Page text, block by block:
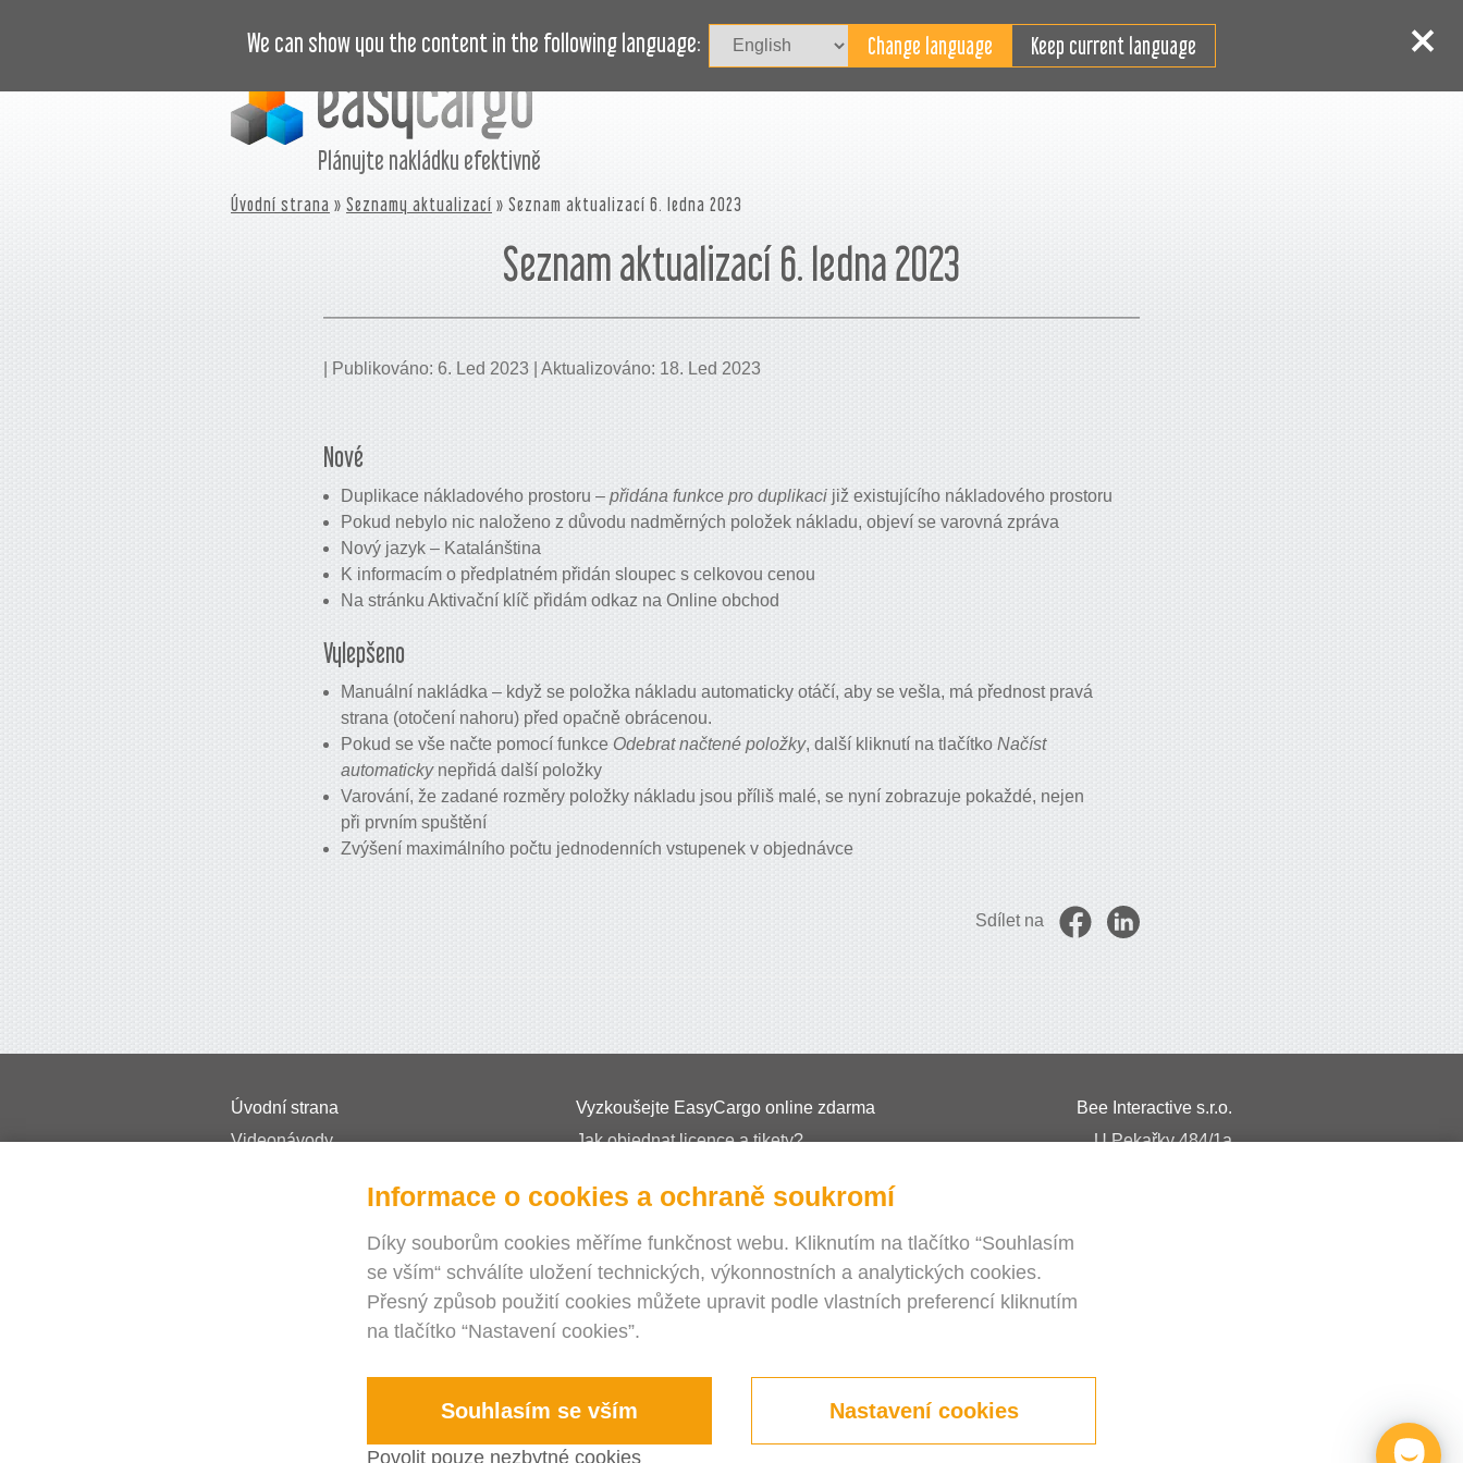
We can show you the content in the following language: Keep current language
POTŘEBUJETE POMOC?
Plánujte nakládku efektivně
Úvodní strana » Seznamy aktualizací » Seznam aktualizací 6. ledna 2023
Seznam aktualizací 6. ledna 2023
| Publikováno: 6. Led 2023 | Aktualizováno: 18. Led 2023
Nové
Duplikace nákladového prostoru – přidána funkce pro duplikaci již existujícího nákladového prostoru
Pokud nebylo nic naloženo z důvodu nadměrných položek nákladu, objeví se varovná zpráva
Nový jazyk – Katalánština
K informacím o předplatném přidán sloupec s celkovou cenou
Na stránku Aktivační klíč přidám odkaz na Online obchod
Vylepšeno
Manuální nakládka – když se položka nákladu automaticky otáčí, aby se vešla, má přednost pravá
strana (otočení nahoru) před opačně obrácenou.
Pokud se vše načte pomocí funkce Odebrat načtené položky, další kliknutí na tlačítko Načíst
automatickynepřidá další položky
Varování, že zadané rozměry položky nákladu jsou příliš malé, se nyní zobrazuje pokaždé, nejen
při prvním spuštění
Zvýšení maximálního počtu jednodenních vstupenek v objednávce
Sdílet na
Úvodní strana
Videonávody
Potřebujete pomoc?
Vyzkoušejte EasyCargo online zdarma
Jak objednat licence a tikety?
API info & příklady
Letáky
O nás
Seznamy aktualizací
E-shop
Privacy Policy
Bee Interactive s.r.o.
U Pekařky 484/1a
Informace o cookies a ochraně soukromí
Díky souborům cookies měříme funkčnost webu. Kliknutím na tlačítko “Souhlasím
se vším“ schválíte uložení technických, výkonnostních a analytických cookies.
Přesný způsob použití cookies můžete upravit podle vlastních preferencí kliknutím
na tlačítko “Nastavení cookies”.
Souhlasím se vším Nastavení cookies
Povolit pouze nezbytné cookies